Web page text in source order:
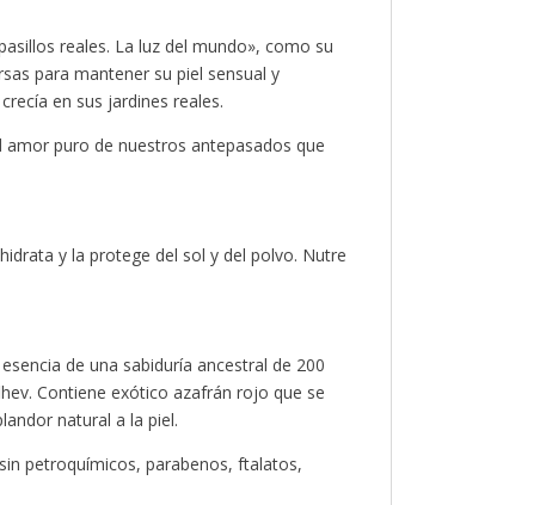
reales. La luz del mundo», como su
para mantener su piel sensual y
en sus jardines reales.
amor puro de nuestros antepasados que
y la protege del sol y del polvo. Nutre
de una sabiduría ancestral de 200
Contiene exótico azafrán rojo que se
natural a la piel.
petroquímicos, parabenos, ftalatos,